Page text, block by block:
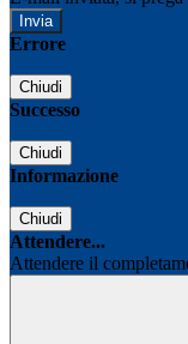
Errore
Chiudi
Successo
Chiudi
Informazione
Chiudi
Attendere...
Attendere il